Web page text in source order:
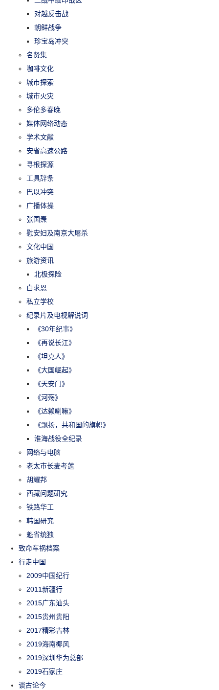
对越反击战
朝鲜战争
珍宝岛冲突
名贤集
咖啡文化
城市探索
城市火灾
多伦多春晚
媒体网络动态
学术文献
安省高速公路
寻根探源
工具辞条
巴以冲突
广播体操
张国焘
慰安妇及南京大屠杀
文化中国
旅游资讯
北极探险
白求恩
私立学校
纪录片及电视解说词
《30年纪事》
《再说长江》
《坦克人》
《大国崛起》
《天安门》
《河殇》
《达赖喇嘛》
《飘扬，共和国的旗帜》
淮海战役全纪录
网络与电脑
老太市长麦考莲
胡耀邦
西藏问题研究
铁路华工
韩国研究
魁省统独
致命车祸档案
行走中国
2009中国纪行
2011新疆行
2015广东汕头
2015贵州贵阳
2017精彩吉林
2019海南椰风
2019深圳华为总部
2019石家庄
谈古论今